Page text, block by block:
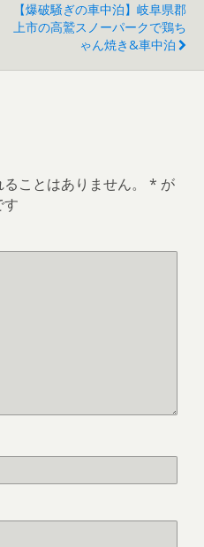
【爆破騒ぎの車中泊】岐阜県郡
上市の高鷲スノーパークで鶏ち
ゃん焼き&車中泊
ことはありません。 * が
す